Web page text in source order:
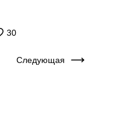
30
Следующая